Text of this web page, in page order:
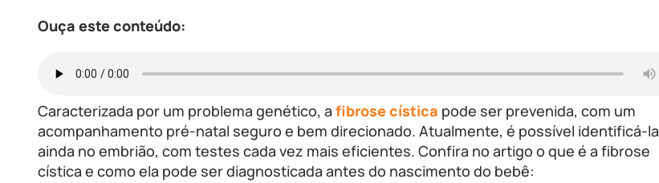
Ouça este conteúdo:
Caracterizada por um problema genético, a fibrose cística pode ser prevenida, com um
acompanhamento pré-natal seguro e bem direcionado. Atualmente, é possível identificá-la
ainda no embrião, com testes cada vez mais eficientes. Confira no artigo o que é a fibrose
cística e como ela pode ser diagnosticada antes do nascimento do bebê: